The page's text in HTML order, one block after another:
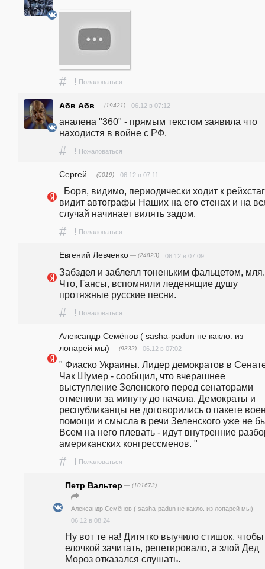
# ! Пожаловаться
Абв Абв — (19421) 06.12 в 07:12
аналена "360" - прямым текстом заявила что
находистя в войне с РФ.
# ! Пожаловаться
Сергей — (6019) 06.12 в 07:11
видит автографы Наших на его стенах и на
случай начинает вилять задом.
# ! Пожаловаться
Евгений Левченко — (24823) 06.12 в 07:09
Забздел и заблеял тоненьким фальцетом,
Что, Гансы, вспомнили леденящие душу
протяжные русские песни.
# ! Пожаловаться
Александр Семёнов ( sasha-padun не какло. из
лопарей мы) — (9332) 06.12 в 07:02
" Фиаско Украины. Лидер демократов в
Чак Шумер - сообщил, что вчерашнее
выступление Зеленского перед сенаторами
отменили за минуту до начала. Демократы и
республиканцы не договорились о пакете
помощи и смысла в речи Зеленского уже не
Всем на него плевать - идут внутренние
американских конгрессменов. "
# ! Пожаловаться
Петр Вальтер — (101673)
Александр Семёнов ( sasha-padun не какло. из лопарей мы)
06.12 в 08:24
Ну вот те на! Дитятко выучило стишок,
елочкой зачитать, репетировало, а злой Дед
Мороз отказался слушать.